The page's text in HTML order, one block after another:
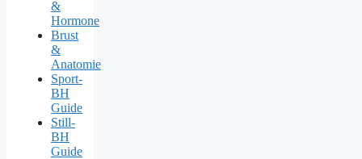
&
Hormone
Brust
&
Anatomie
Sport-
BH
Guide
Still-
BH
Guide